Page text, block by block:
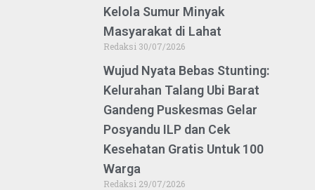
Kelola Sumur Minyak
Masyarakat di Lahat
Redaksi 30/07/2026
Wujud Nyata Bebas Stunting:
Kelurahan Talang Ubi Barat
Gandeng Puskesmas Gelar
Posyandu ILP dan Cek
Kesehatan Gratis Untuk 100
Warga
Redaksi 29/07/2026